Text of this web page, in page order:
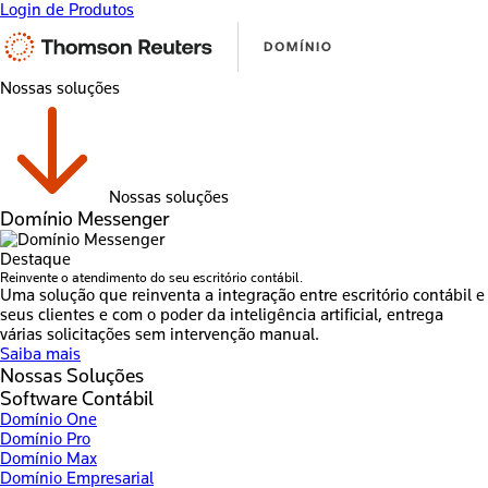
Login de Produtos
Nossas soluções
Nossas soluções
Domínio Messenger
Destaque
Reinvente o atendimento do seu escritório contábil.
Uma solução que reinventa a integração entre escritório contábil e
seus clientes e com o poder da inteligência artificial, entrega
várias solicitações sem intervenção manual.
Saiba mais
Nossas Soluções
Software Contábil
Domínio One
Domínio Pro
Domínio Max
Domínio Empresarial